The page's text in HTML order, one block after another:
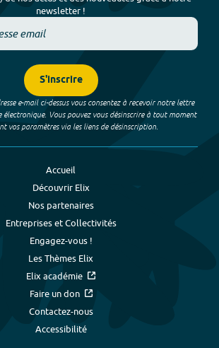
newsletter !
S'inscrire
e-mail ci-dessus vous consentez à recevoir notre lettre
Vous pouvez vous désinscrire à tout moment
vos paramètres via les liens de désinscription.
Accueil
Découvrir Elix
Nos partenaires
Entreprises et Collectivités
Engagez-vous !
Les Thèmes Elix
Elix académie
Faire un don
Contactez-nous
Accessibilité